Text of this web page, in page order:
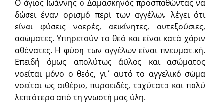
Ο άγιος Ιωάννης ο Δαμασκηνός προσπαθώντας να
δώσει έναν ορισμό περί των αγγέλων λέγει ότι
είναι φύσεις νοερές, αεικίνητες, αυτεξούσιες,
ασώματες. Υπηρετούν το θεό και είναι κατά χάριν
αθάνατες. Η φύση των αγγέλων είναι πνευματική.
Επειδή όμως απολύτως άϋλος και ασώματος
νοείται μόνο ο θεός, γι΄ αυτό το αγγελικό σώμα
νοείται ως αιθέριο, πυροειδές, ταχύτατο και πολύ
λεπτότερο από τη γνωστή μας ύλη.